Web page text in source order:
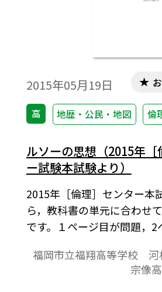
2015年05月19日
高 地歴・公民・地図 倫
ルソーの思想（2015年［
ー試験本試験より）
2015年［倫理］センター本
ら，教科書の単元に合わせ
です。１ページ目が問題，2
福岡市立福翔高等学校 河
宗像